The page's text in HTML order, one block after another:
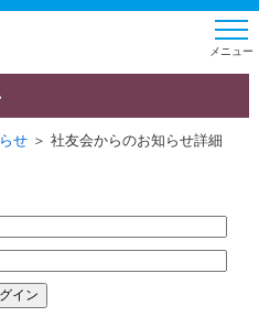
せ＞ 社友会からのお知らせ詳細